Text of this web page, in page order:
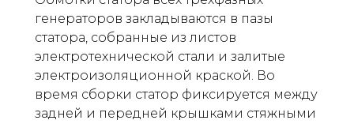
генераторов закладываются в пазы
статора, собранные из листов
электротехнической стали и залитые
электроизоляционной краской. Во
время сборки статор фиксируется между
задней и передней крышками стяжными